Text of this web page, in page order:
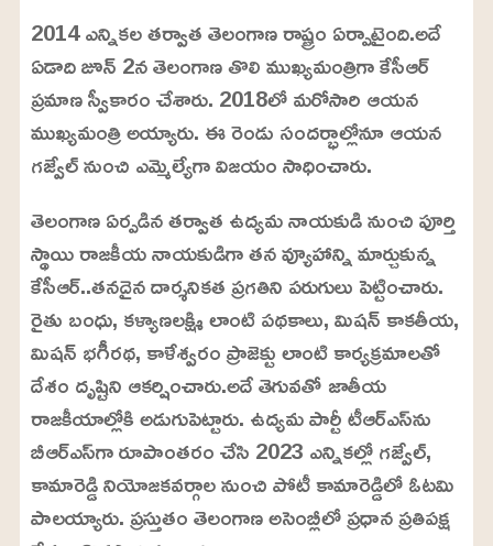
2014 ఎన్నికల తర్వాత తెలంగాణ రాష్ట్రం ఏర్పాటైంది.అదే
ఏడాది జూన్ 2న తెలంగాణ తొలి ముఖ్యమంత్రిగా కేసీఆర్
ప్రమాణ స్వీకారం చేశారు. 2018లో మరోసారి ఆయన
ముఖ్యమంత్రి అయ్యారు. ఈ రెండు సందర్భాల్లోనూ ఆయన
గజ్వేల్ నుంచి ఎమ్మెల్యేగా విజయం సాధించారు.
తెలంగాణ ఏర్పడిన తర్వాత ఉద్యమ నాయకుడి నుంచి పూర్తి
స్థాయి రాజకీయ నాయకుడిగా తన వ్యూహాన్ని మార్చుకున్న
కేసీఆర్..తనదైన దార్శనికత ప్రగతిని పరుగులు పెట్టించారు.
రైతు బంధు, కళ్యాణలక్ష్మి లాంటి పథకాలు, మిషన్ కాకతీయ,
మిషన్ భగీరథ, కాళేశ్వరం ప్రాజెక్టు లాంటి కార్యక్రమాలతో
దేశం దృష్టిని ఆకర్షించారు.అదే తెగువతో జాతీయ
రాజకీయాల్లోకి అడుగుపెట్టారు. ఉద్యమ పార్టీ టీఆర్‌ఎస్‌ను
బీఆర్‌ఎస్‌గా రూపాంతరం చేసి 2023 ఎన్నికల్లో గజ్వేల్,
కామారెడ్డి నియోజకవర్గాల నుంచి పోటీ కామారెడ్డిలో ఓటమి
పాలయ్యారు. ప్రస్తుతం తెలంగాణ అసెంబ్లీలో ప్రధాన ప్రతిపక్ష